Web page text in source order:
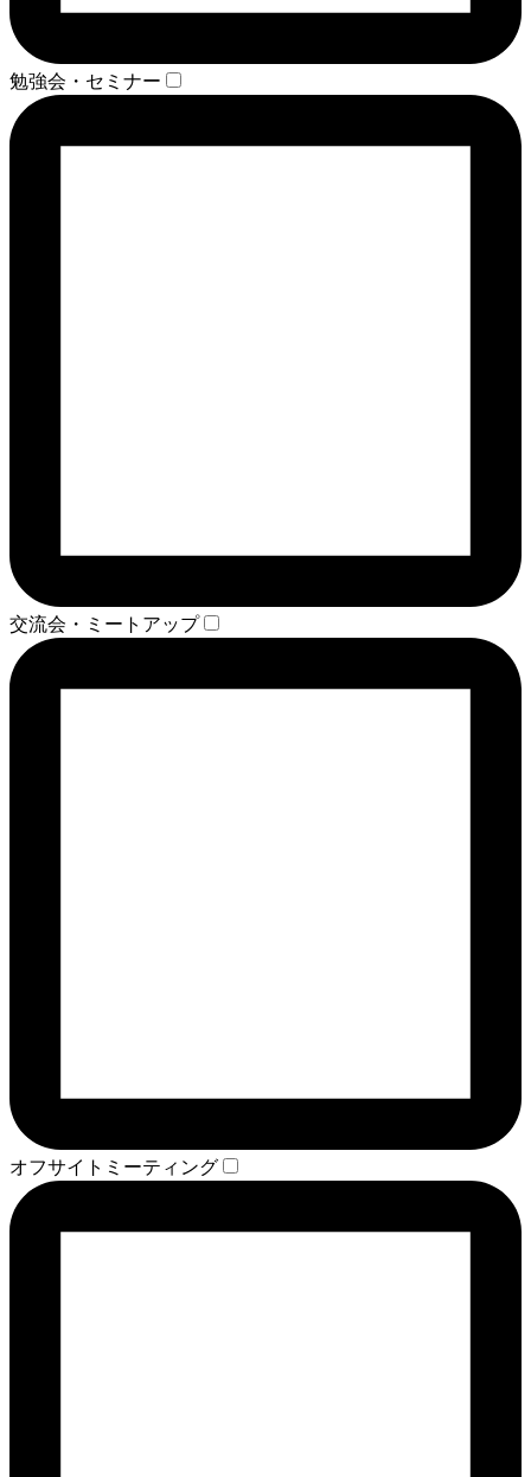
勉強会・セミナー
交流会・ミートアップ
オフサイトミーティング